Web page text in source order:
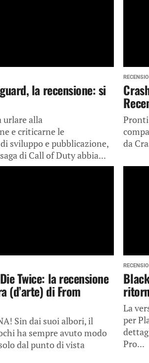
la recensione: si
urlare alla
e criticarne le
sviluppo e pubblicazione,
di Call of Duty abbia...
da
Twice: la recensione
(d’arte) di From
Sin dai suoi albori, il
ha sempre avuto modo
dal punto di vista
La
per
Pro...